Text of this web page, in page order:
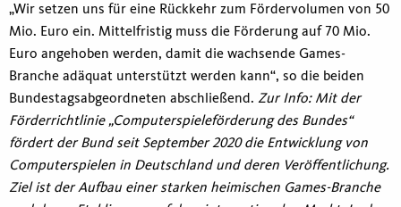
„Wir setzen uns für eine Rückkehr zum Fördervolumen von 50
Mio. Euro ein. Mittelfristig muss die Förderung auf 70 Mio.
Euro angehoben werden, damit die wachsende Games-
Branche adäquat unterstützt werden kann“, so die beiden
Bundestagsabgeordneten abschließend. Zur Info: Mit der
Förderrichtlinie „Computerspieleförderung des Bundes“
fördert der Bund seit September 2020 die Entwicklung von
Computerspielen in Deutschland und deren Veröffentlichung.
Ziel ist der Aufbau einer starken heimischen Games-Branche